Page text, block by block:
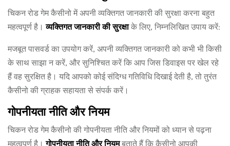
चिकन रोड गेम कैसीनो में अपनी व्यक्तिगत जानकारी की सुरक्षा करना बहुत
महत्वपूर्ण है।व्यक्तिगत जानकारी की सुरक्षाके लिए, निम्नलिखित उपाय करें:
मजबूत पासवर्ड का उपयोग करें, अपनी व्यक्तिगत जानकारी को कभी भी किसी
के साथ साझा न करें, और सुनिश्चित करें कि आप जिस डिवाइस पर खेल रहे
हैं वह सुरक्षित है। यदि आपको कोई संदिग्ध गतिविधि दिखाई देती है, तो तुरंत
कैसीनो की ग्राहक सहायता से संपर्क करें।
गोपनीयता नीति और नियम
चिकन रोड गेम कैसीनो की गोपनीयता नीति और नियमों को ध्यान से पढ़ना
महत्वपूर्ण है।गोपनीयता नीति और नियमबताते हैं कि कैसीनो आपकी